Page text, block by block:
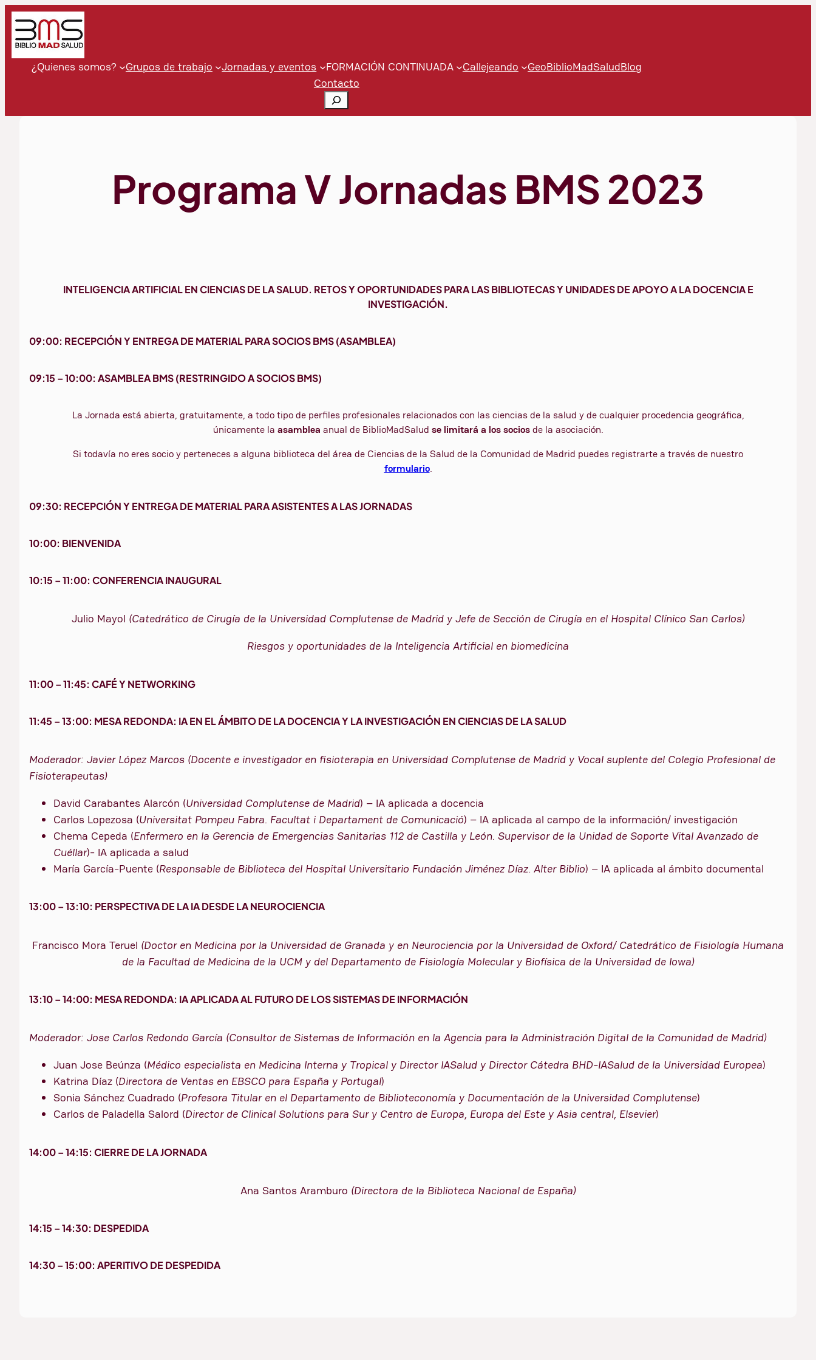
Saltar
contenido
¿Quienes somos?
Grupos de trabajo Jornadas y eventos FORMACIÓN CONTINUADA Callejeando GeoBiblioMadSaludBlog
Contacto
Buscar
Programa V Jornadas BMS 2023
INTELIGENCIA ARTIFICIAL EN CIENCIAS DE LA SALUD. RETOS Y OPORTUNIDADES PARA LAS BIBLIOTECAS Y UNIDADES DE APOYO A LA DOCENCIA E
INVESTIGACIÓN.
09:00: RECEPCIÓN Y ENTREGA DE MATERIAL PARA SOCIOS BMS (ASAMBLEA)
09:15 – 10:00: ASAMBLEA BMS (RESTRINGIDO A SOCIOS BMS)
La Jornada está abierta, gratuitamente, a todo tipo de perfiles profesionales relacionados con las ciencias de la salud y de cualquier procedencia geográfica,
únicamente la asamblea anual de BiblioMadSalud se limitará a los sociosde la asociación.
Si todavía no eres socio y perteneces a alguna biblioteca del área de Ciencias de la Salud de la Comunidad de Madrid puedes registrarte a través de nuestro
formulario.
09:30: RECEPCIÓN Y ENTREGA DE MATERIAL PARA ASISTENTES A LAS JORNADAS
10:00: BIENVENIDA
10:15 – 11:00: CONFERENCIA INAUGURAL
Julio Mayol (Catedrático de Cirugía de la Universidad Complutense de Madrid y Jefe de Sección de Cirugía en el Hospital Clínico San Carlos)
Riesgos y oportunidades de la Inteligencia Artificial en biomedicina
11:00 – 11:45: CAFÉ Y NETWORKING
11:45 – 13:00: MESA REDONDA: IA EN EL ÁMBITO DE LA DOCENCIA Y LA INVESTIGACIÓN EN CIENCIAS DE LA SALUD
Moderador: Javier López Marcos (Docente e investigador en fisioterapia en Universidad Complutense de Madrid y Vocal suplente del Colegio Profesional de
Fisioterapeutas)
David Carabantes Alarcón (Universidad Complutense de Madrid) – IA aplicada a docencia
Carlos Lopezosa (Universitat Pompeu Fabra. Facultat i Departament de Comunicació) – IA aplicada al campo de la información/ investigación
Chema Cepeda (Enfermero en la Gerencia de Emergencias Sanitarias 112 de Castilla y León. Supervisor de la Unidad de Soporte Vital Avanzado de
Cuéllar)- IA aplicada a salud
María García-Puente (Responsable de Biblioteca del Hospital Universitario Fundación Jiménez Díaz. Alter Biblio) – IA aplicada al ámbito documental
13:00 – 13:10: PERSPECTIVA DE LA IA DESDE LA NEUROCIENCIA
Francisco Mora Teruel (Doctor en Medicina por la Universidad de Granada y en Neurociencia por la Universidad de Oxford/ Catedrático de Fisiología Humana
de la Facultad de Medicina de la UCM y del Departamento de Fisiología Molecular y Biofísica de la Universidad de Iowa)
13:10 – 14:00: MESA REDONDA: IA APLICADA AL FUTURO DE LOS SISTEMAS DE INFORMACIÓN
Moderador: Jose Carlos Redondo García (Consultor de Sistemas de Información en la Agencia para la Administración Digital de la Comunidad de Madrid)
Juan Jose Beúnza (Médico especialista en Medicina Interna y Tropical y Director IASalud y Director Cátedra BHD-IASalud de la Universidad Europea)
Katrina Díaz (Directora de Ventas en EBSCO para España y Portugal)
Sonia Sánchez Cuadrado (Profesora Titular en el Departamento de Biblioteconomía y Documentación de la Universidad Complutense)
Carlos de Paladella Salord (Director de Clinical Solutions para Sur y Centro de Europa, Europa del Este y Asia central, Elsevier)
14:00 – 14:15: CIERRE DE LA JORNADA
Ana Santos Aramburo (Directora de la Biblioteca Nacional de España)
14:15 – 14:30: DESPEDIDA
14:30 – 15:00: APERITIVO DE DESPEDIDA